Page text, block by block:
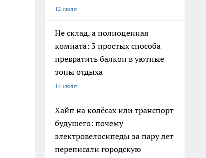
12 июля
Не склад, а полноценная
комната: 3 простых способа
превратить балкон в уютные
зоны отдыха
14 июля
Хайп на колёсах или транспорт
будущего: почему
электровелосипеды за пару лет
переписали городскую